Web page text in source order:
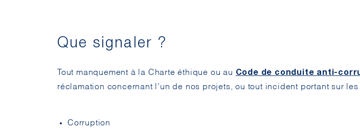
Que signaler ?
Tout manquement à la Charte éthique ou au Code de conduite anti-
réclamation concernant l’un de nos projets, ou tout incident portant sur
Corruption